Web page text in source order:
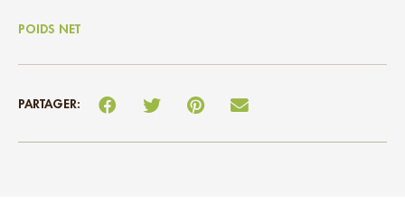
POIDS NET
PARTAGER: